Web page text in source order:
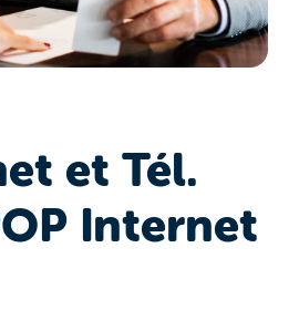
et Tél.
Internet